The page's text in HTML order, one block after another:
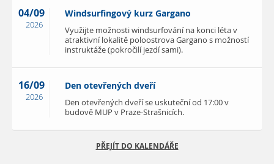
04/09
2026
Windsurfingový kurz Gargano
Využijte možnosti windsurfování na konci léta v
atraktivní lokalitě poloostrova Gargano s možností
instruktáže (pokročilí jezdí sami).
16/09
2026
Den otevřených dveří
Den otevřených dveří se uskuteční od 17:00 v
budově MUP v Praze-Strašnicích.
PŘEJÍT DO KALENDÁŘE